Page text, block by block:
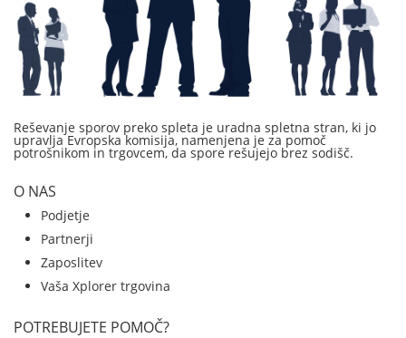
O NAS
Podjetje
Partnerji
Zaposlitev
Vaša Xplorer trgovina
POTREBUJETE POMOČ?
Reševanje sporov preko spleta je uradna spletna stran, ki jo
upravlja Evropska komisija, namenjena je za pomoč
potrošnikom in trgovcem, da spore rešujejo brez sodišč.